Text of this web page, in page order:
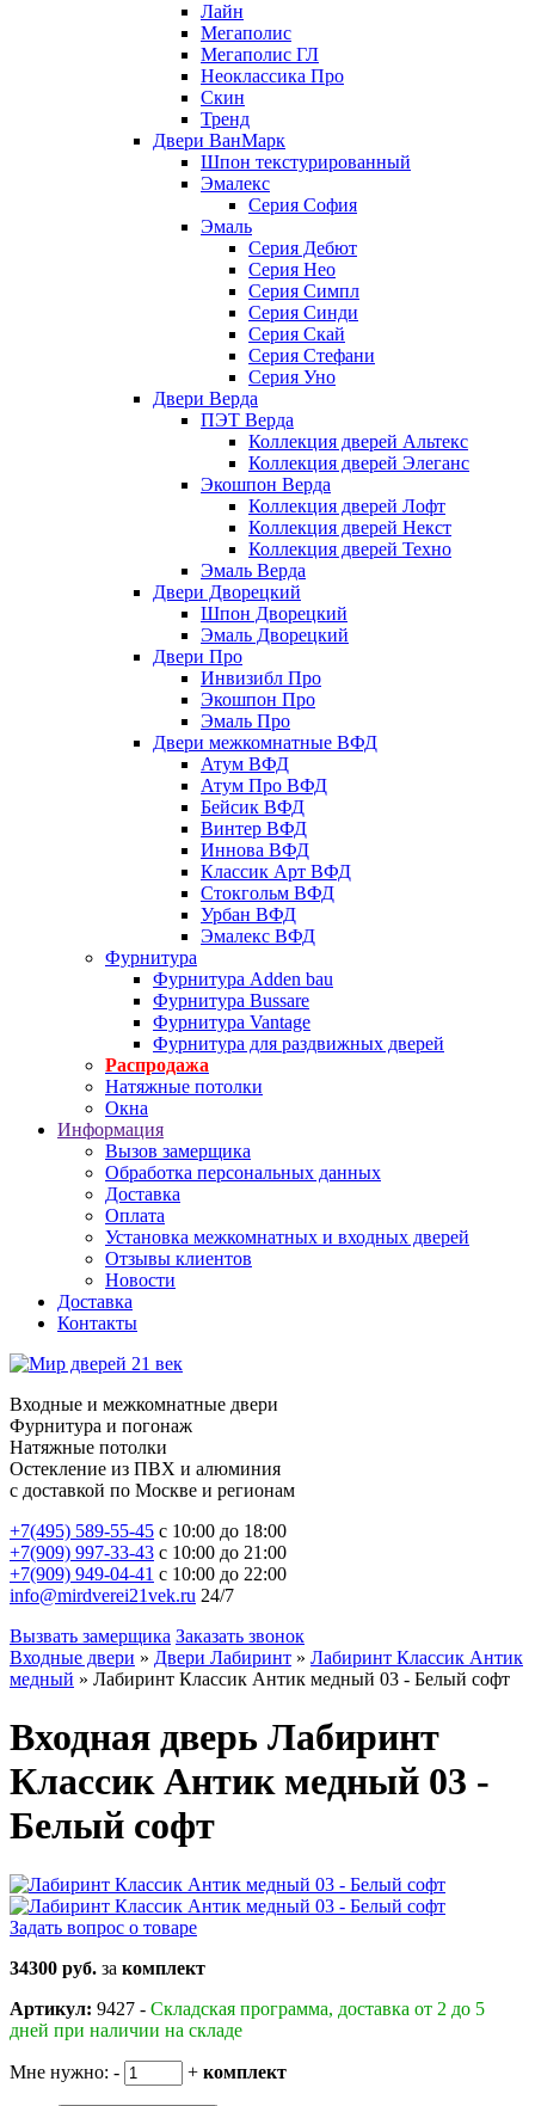
Лайн
Мегаполис
Мегаполис ГЛ
Неоклассика Про
Скин
Тренд
Двери ВанМарк
Шпон текстурированный
Эмалекс
Серия София
Эмаль
Серия Дебют
Серия Нео
Серия Симпл
Серия Синди
Серия Скай
Серия Стефани
Серия Уно
Двери Верда
ПЭТ Верда
Коллекция дверей Альтекс
Коллекция дверей Элеганс
Экошпон Верда
Коллекция дверей Лофт
Коллекция дверей Некст
Коллекция дверей Техно
Эмаль Верда
Двери Дворецкий
Шпон Дворецкий
Эмаль Дворецкий
Двери Про
Инвизибл Про
Экошпон Про
Эмаль Про
Двери межкомнатные ВФД
Атум ВФД
Атум Про ВФД
Бейсик ВФД
Винтер ВФД
Иннова ВФД
Классик Арт ВФД
Стокгольм ВФД
Урбан ВФД
Эмалекс ВФД
Фурнитура
Фурнитура Adden bau
Фурнитура Bussare
Фурнитура Vantage
Фурнитура для раздвижных дверей
Распродажа
Натяжные потолки
Окна
Информация
Вызов замерщика
Обработка персональных данных
Доставка
Оплата
Установка межкомнатных и входных дверей
Отзывы клиентов
Новости
Доставка
Контакты
Входные и межкомнатные двери
Фурнитура и погонаж
Натяжные потолки
Остекление из ПВХ и алюминия
с доставкой по Москве и регионам
+7(495) 589-55-45 с 10:00 до 18:00
+7(909) 997-33-43 с 10:00 до 21:00
+7(909) 949-04-41 с 10:00 до 22:00
info@mirdverei21vek.ru 24/7
Вызвать замерщика Заказать звонок
Входные двери » Двери Лабиринт » Лабиринт Классик Антик
медный » Лабиринт Классик Антик медный 03 - Белый софт
Входная дверь Лабиринт
Классик Антик медный 03 -
Белый софт
Задать вопрос о товаре
34300 руб. за комплект
Артикул: 9427 - Складская программа, доставка от 2 до 5
дней при наличии на складе
Мне нужно: - + комплект